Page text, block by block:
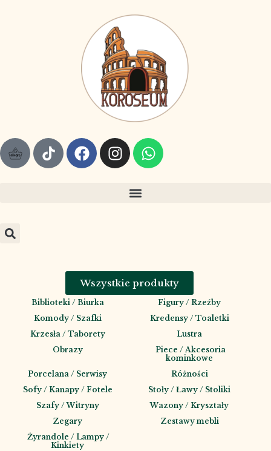
Wszystkie produkty
Biblioteki / Biurka
Figury / Rzeźby
Komody / Szafki
Kredensy / Toaletki
Krzesła / Taborety
Lustra
Obrazy
Piece / Akcesoria
kominkowe
Porcelana / Serwisy
Różności
Sofy / Kanapy / Fotele
Stoły / Ławy / Stoliki
Szafy / Witryny
Wazony / Kryształy
Zegary
Zestawy mebli
Żyrandole / Lampy /
Kinkiety